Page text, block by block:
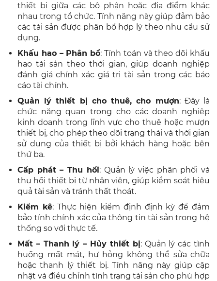
thiết bị giữa các bộ phận hoặc địa điểm khác
nhau trong tổ chức. Tính năng này giúp đảm bảo
các tài sản được phân bổ hợp lý theo nhu cầu sử
dụng.
Khấu hao – Phân bổ: Tính toán và theo dõi khấu
hao tài sản theo thời gian, giúp doanh nghiệp
đánh giá chính xác giá trị tài sản trong các báo
cáo tài chính.
Quản lý thiết bị cho thuê, cho mượn: Đây là
chức năng quan trọng cho các doanh nghiệp
kinh doanh trong lĩnh vực cho thuê hoặc mượn
thiết bị, cho phép theo dõi trạng thái và thời gian
sử dụng của thiết bị bởi khách hàng hoặc bên
thứ ba.
Cấp phát – Thu hồi: Quản lý việc phân phối và
thu hồi thiết bị từ nhân viên, giúp kiểm soát hiệu
quả tài sản và tránh thất thoát.
Kiểm kê: Thực hiện kiểm định định kỳ để đảm
bảo tính chính xác của thông tin tài sản trong hệ
thống so với thực tế.
Mất – Thanh lý – Hủy thiết bị: Quản lý các tình
huống mất mát, hư hỏng không thể sửa chữa
hoặc thanh lý thiết bị. Tính năng này giúp cập
nhật và điều chỉnh tình trạng tài sản cho phù hợp